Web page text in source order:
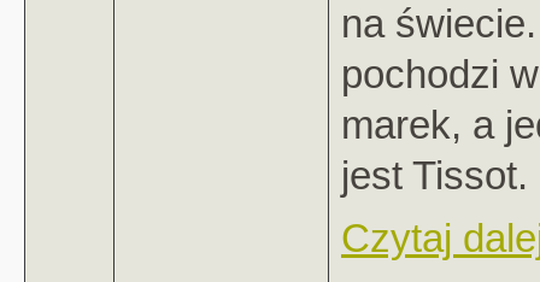
na
pochodzi
marek, a
jest
Czytaj